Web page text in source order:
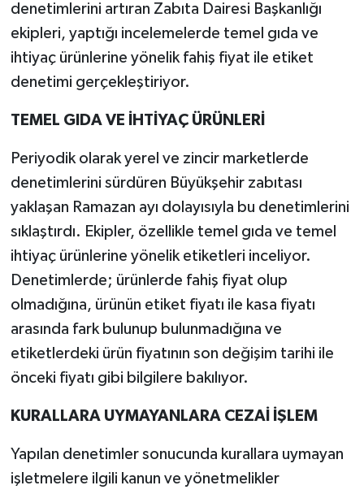
denetimlerini artıran Zabıta Dairesi Başkanlığı
ekipleri, yaptığı incelemelerde temel gıda ve
ihtiyaç ürünlerine yönelik fahiş fiyat ile etiket
denetimi gerçekleştiriyor.
TEMEL GIDA VE İHTİYAÇ ÜRÜNLERİ
Periyodik olarak yerel ve zincir marketlerde
denetimlerini sürdüren Büyükşehir zabıtası
yaklaşan Ramazan ayı dolayısıyla bu denetimlerini
sıklaştırdı. Ekipler, özellikle temel gıda ve temel
ihtiyaç ürünlerine yönelik etiketleri inceliyor.
Denetimlerde; ürünlerde fahiş fiyat olup
olmadığına, ürünün etiket fiyatı ile kasa fiyatı
arasında fark bulunup bulunmadığına ve
etiketlerdeki ürün fiyatının son değişim tarihi ile
önceki fiyatı gibi bilgilere bakılıyor.
KURALLARA UYMAYANLARA CEZAİ İŞLEM
Yapılan denetimler sonucunda kurallara uymayan
işletmelere ilgili kanun ve yönetmelikler